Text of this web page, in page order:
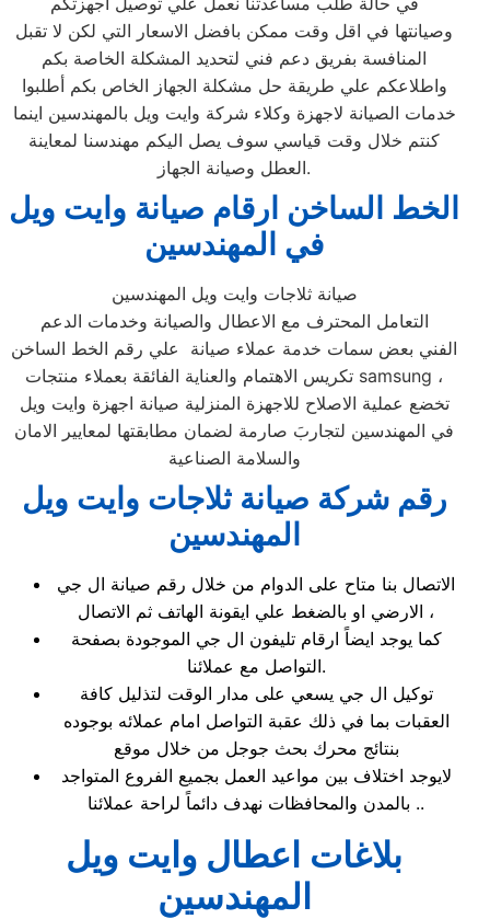
وصيانتها في اقل وقت ممكن بافضل الاسعار التي لكن لا تقبل
المنافسة بفريق دعم فني لتحديد المشكلة الخاصة بكم
واطلاعكم علي طريقة حل مشكلة الجهاز الخاص بكم أطلبوا
خدمات الصيانة لاجهزة وكلاء شركة وايت ويل بالمهندسين اينما
كنتم خلال وقت قياسي سوف يصل اليكم مهندسنا لمعاينة
العطل وصيانة الجهاز.
الخط الساخن ارقام صيانة وايت ويل
في المهندسين
صيانة ثلاجات وايت ويل المهندسين
التعامل المحترف مع الاعطال والصيانة وخدمات الدعم
الفني بعض سمات خدمة عملاء صيانة علي رقم الخط الساخن
تكريس الاهتمام والعناية الفائقة بعملاء منتجات samsung ،
تخضع عملية الاصلاح للاجهزة المنزلية صيانة اجهزة وايت ويل
في المهندسين لتجاربَ صارمة لضمان مطابقتها لمعايير الامان
والسلامة الصناعية
رقم شركة صيانة ثلاجات وايت ويل
المهندسين
الاتصال بنا متاح على الدوام من خلال رقم صيانة ال جي
الارضي او بالضغط علي ايقونة الهاتف ثم الاتصال ،
كما يوجد ايضاً ارقام تليفون ال جي الموجودة بصفحة
التواصل مع عملائنا.
توكيل ال جي يسعي على مدار الوقت لتذليل كافة
العقبات بما في ذلك عقبة التواصل امام عملائه بوجوده
بنتائج محرك بحث جوجل من خلال موقع
لايوجد اختلاف بين مواعيد العمل بجميع الفروع المتواجد
بالمدن والمحافظات نهدف دائماً لراحة عملائنا ..
بلاغات اعطال وايت ويل
المهندسين